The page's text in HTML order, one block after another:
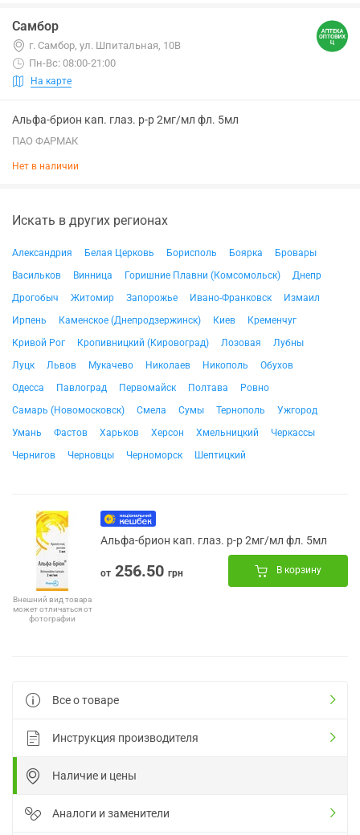
Самбор
г. Самбор, ул. Шпитальная, 10В
Пн-Вс: 08:00-21:00
На карте
Альфа-брион кап. глаз. р-р 2мг/мл фл. 5мл
ПАО ФАРМАК
Нет в наличии
Искать в других регионах
Александрия Белая Церковь Борисполь Боярка
Бровары
Васильков
Винница Горишние Плавни (Комсомольск)
Днепр
Дрогобыч
Житомир Запорожье Ивано-Франковск
Измаил
Ирпень
Каменское (Днепродзержинск) Киев
Кременчуг
Кривой Рог
Кропивницкий (Кировоград) Лозовая
Лубны
Луцк
Львов Мукачево Николаев Никополь
Обухов
Одесса
Павлоград Первомайск Полтава
Ровно
Самарь (Новомосковск)
Смела Сумы Тернополь
Ужгород
Умань
Фастов Харьков Херсон Хмельницкий
Черкассы
Чернигов
Черновцы Черноморск Шептицкий
Внешний вид товара
может отличаться от
фотографии
Альфа-брион кап. глаз. р-р 2мг/мл фл. 5мл
от 256.50 грн В корзину
Все о товаре
Инструкция производителя
Наличие и цены
Аналоги и заменители